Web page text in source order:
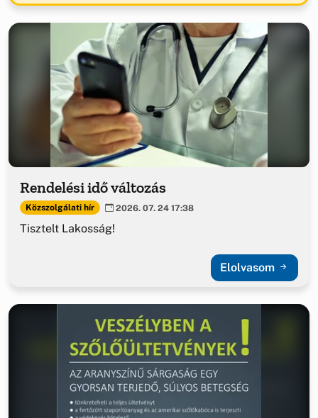
Rendelési idő változás
Közszolgálati hír 2026. 07. 24 17:38
Tisztelt Lakosság!
Elolvasom